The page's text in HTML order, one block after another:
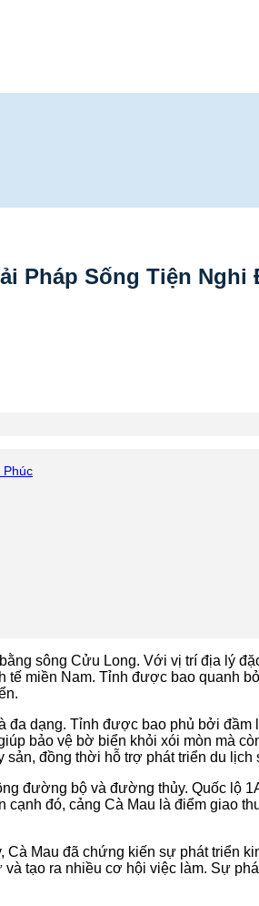
Pháp Sống Tiện Nghi
Phúc
sông Cửu Long. Với vị trí địa lý
tế miền Nam. Tỉnh được bao quanh
đa dạng. Tỉnh được bao phủ bởi
bảo vệ bờ biển khỏi xói mòn mà
đồng thời hỗ trợ phát triển du lịch
đường bộ và đường thủy. Quốc lộ
đó, cảng Cà Mau là điểm giao
Cà Mau đã chứng kiến sự phát triển
tạo ra nhiều cơ hội việc làm. Sự